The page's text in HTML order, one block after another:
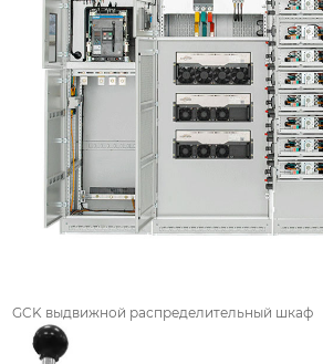
GCK выдвижной распределительный шкаф